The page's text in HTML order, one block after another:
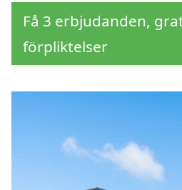
Få 3 erbjudanden,
förpliktelser